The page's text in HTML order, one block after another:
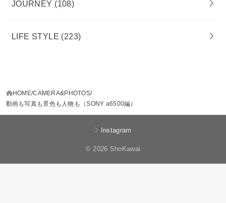
JOURNEY (108)
LIFE STYLE (223)
HOME CAMERA&PHOTOS
動画も写真も景色も人物も（SONY a6500編）
Instagram
© 2026 ShoKawai